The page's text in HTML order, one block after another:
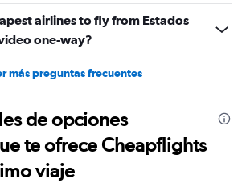
airlines to fly from Estados
one-way?
más preguntas frecuentes
de opciones
te ofrece Cheapflights
viaje